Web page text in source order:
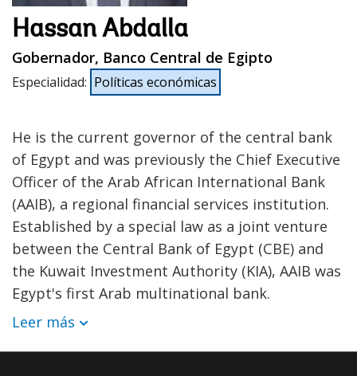
Hassan Abdalla
Gobernador, Banco Central de Egipto
Especialidad: Políticas económicas
He is the current governor of the central bank
of Egypt and was previously the Chief Executive
Officer of the Arab African International Bank
(AAIB), a regional financial services institution.
Established by a special law as a joint venture
between the Central Bank of Egypt (CBE) and
the Kuwait Investment Authority (KIA), AAIB was
Egypt's first Arab multinational bank.
Leer más